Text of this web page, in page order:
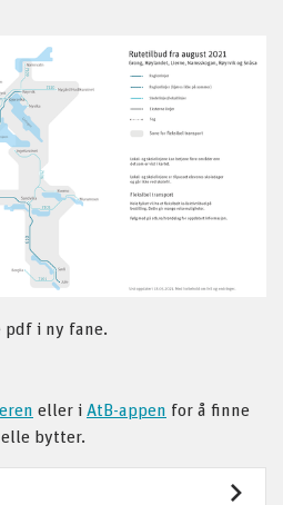
pdf i ny fane.
eller i AtB-appen for å finne
bytter.